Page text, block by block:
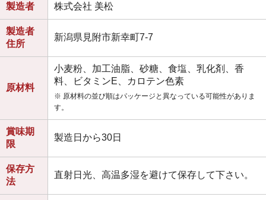
製造者 株式会社 美松
製造者
住所
新潟県見附市新幸町7-7
原材料
小麦粉、加工油脂、砂糖、食塩、乳化剤、香
料、ビタミンE、カロテン色素
※ 原材料の並び順はパッケージと異なっている可能性がありま
す。
賞味期
限
製造日から30日
保存方
法
直射日光、高温多湿を避けて保存して下さい。